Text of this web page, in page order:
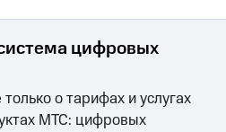
цифровых
о тарифах и услугах
МТС: цифровых